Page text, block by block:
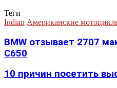
Теги
Indian Американские
BMW отзывает 2707
C650
10 причин посетить